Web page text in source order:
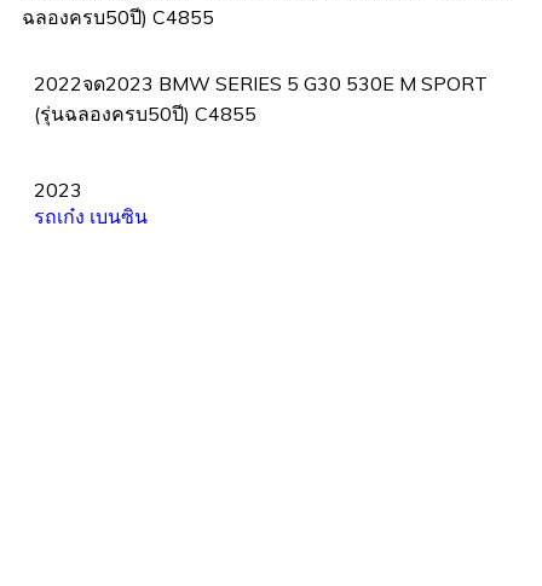
ฉลองครบ50ปี) C4855
2022จด2023 BMW SERIES 5 G30 530E M SPORT
(รุ่นฉลองครบ50ปี) C4855
2023
รถเก๋ง เบนซิน